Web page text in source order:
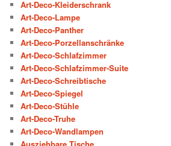
Art-Deco-Kleiderschrank
Art-Deco-Lampe
Art-Deco-Panther
Art-Deco-Porzellanschränke
Art-Deco-Schlafzimmer
Art-Deco-Schlafzimmer-Suite
Art-Deco-Schreibtische
Art-Deco-Spiegel
Art-Deco-Stühle
Art-Deco-Truhe
Art-Deco-Wandlampen